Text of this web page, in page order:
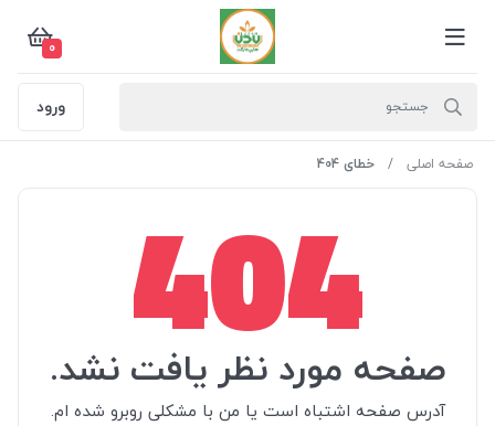
0
ورود
صفحه اصلی خطای 404
404
صفحه مورد نظر یافت نشد.
آدرس صفحه اشتباه است یا من با مشکلی روبرو شده ام.